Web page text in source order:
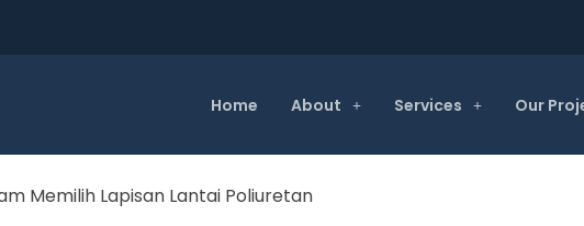
Home About Services Our